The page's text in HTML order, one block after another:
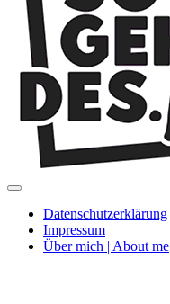
Menü
umschaltenDatenschutzerklärung
Impressum
Über mich | About me